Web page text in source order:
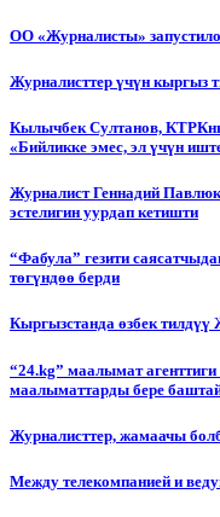
ОО «Журналисты»
Журналисттер үчүн кыргыз
Кылычбек Султанов,
«Бийликке эмес, эл үчүн
Журналист Геннадий
эстелигин уурдап кетишти
“Фабула” гезити
төгүндөө берди
Кыргызстанда өзбек
“24.kg” маалымат
маалыматтарды бере
Журналисттер, жамаачы
Между телекомпанией и